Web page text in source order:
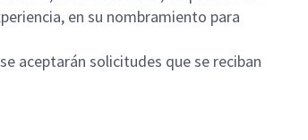
en su nombramiento para
aceptarán solicitudes que se reciban